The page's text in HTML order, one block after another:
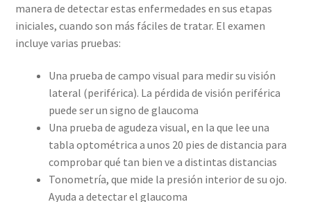
manera de detectar estas enfermedades en sus etapas
iniciales, cuando son más fáciles de tratar. El examen
incluye varias pruebas:
Una prueba de campo visual para medir su visión
lateral (periférica). La pérdida de visión periférica
puede ser un signo de glaucoma
Una prueba de agudeza visual, en la que lee una
tabla optométrica a unos 20 pies de distancia para
comprobar qué tan bien ve a distintas distancias
Tonometría, que mide la presión interior de su ojo.
Ayuda a detectar el glaucoma